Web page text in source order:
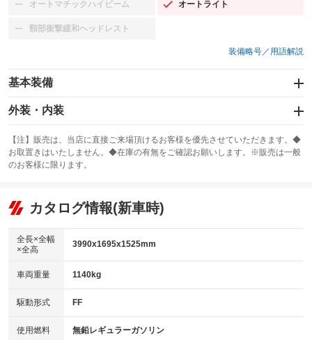
オートマチックハイビーム
：装備なし オートライト
：装備あり
頸部衝撃緩和ヘッドレスト
：装備なし
装備略号／用語解説
基本装備
エアバッグ：運転席/助手席
：装備あり
：装備なし
サンルーフ
：装備なし ABS
リフトアップ
：装備なし
：装備なし
パワーウィンドウ
アイドリングストップ
：装備あり
USB入力端子
：装備あり
100V電源
：装備なし
外装・内装
カーナビ：SDナビ
：装備あり
TV：フルセグ
：装備あり
ビジュアル：-／DVD再生
：装備あり
：装備なし
革シート
キーレス
HID(キセノンライト)
：装備なし
バックカメラ
：装備あり
【注】販売は、当店に直接ご来場頂けるお客様を優先させていただきます。◆
お取置きはいたしません。◆在庫の有無をご確認お願いします。※販売は一般
のお客様に限ります。
カタログ情報(新車時)
全長×全幅
×全高
3990x1695x1525mm
車両重量 1140kg
駆動形式 FF
使用燃料 無鉛レギュラーガソリン